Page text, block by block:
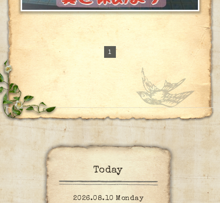
1
Today
2026.08.10 Monday